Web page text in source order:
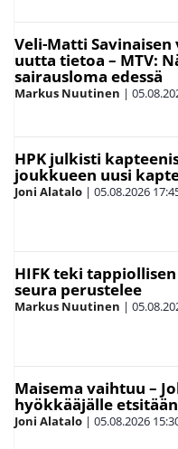
Veli-Matti Savinaisen
uutta tietoa – MTV:
sairausloma edessä
Markus Nuutinen |
HPK julkisti
joukkueen uusi
Joni Alatalo | 05.08.2026
HIFK teki
seura perustelee
Markus Nuutinen |
Maisema vaihtuu –
hyökkääjälle
Joni Alatalo | 05.08.2026